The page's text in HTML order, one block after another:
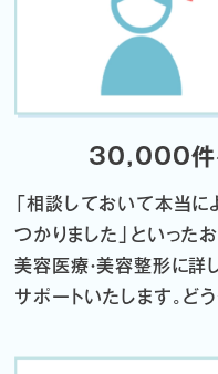
30,000件
「相談しておいて本当に
つかりました」 といった
美容医療・美容整形に詳
サポートいたします。 ど